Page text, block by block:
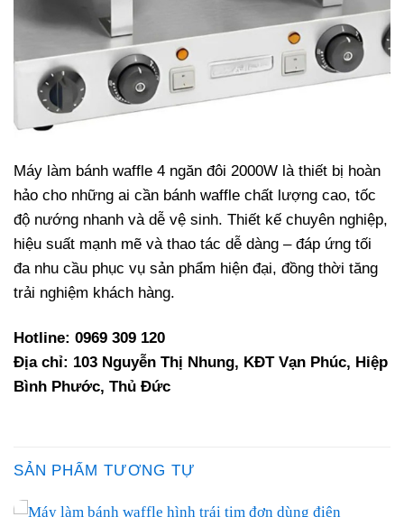
Máy làm bánh waffle 4 ngăn đôi 2000W là thiết bị hoàn
hảo cho những ai cần bánh waffle chất lượng cao, tốc
độ nướng nhanh và dễ vệ sinh. Thiết kế chuyên nghiệp,
hiệu suất mạnh mẽ và thao tác dễ dàng – đáp ứng tối
đa nhu cầu phục vụ sản phẩm hiện đại, đồng thời tăng
trải nghiệm khách hàng.
Hotline: 0969 309 120
Địa chỉ: 103 Nguyễn Thị Nhung, KĐT Vạn Phúc, Hiệp
Bình Phước, Thủ Đức
SẢN PHẨM TƯƠNG TỰ